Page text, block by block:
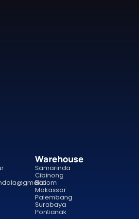
Warehouse
Samarinda
Cibinong
Bali
Makassar
Palembang
Surabaya
Pontianak